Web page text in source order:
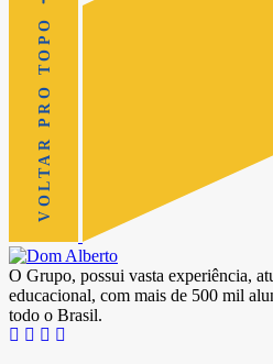
VOLTAR PRO TOPO
O Grupo, possui vasta experiência,
educacional, com mais de 500 mil
todo o Brasil.